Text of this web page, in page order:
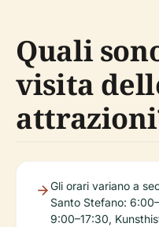
Quali
visita
Gli orari variano a
Santo Stefano:
9:00–17:30,